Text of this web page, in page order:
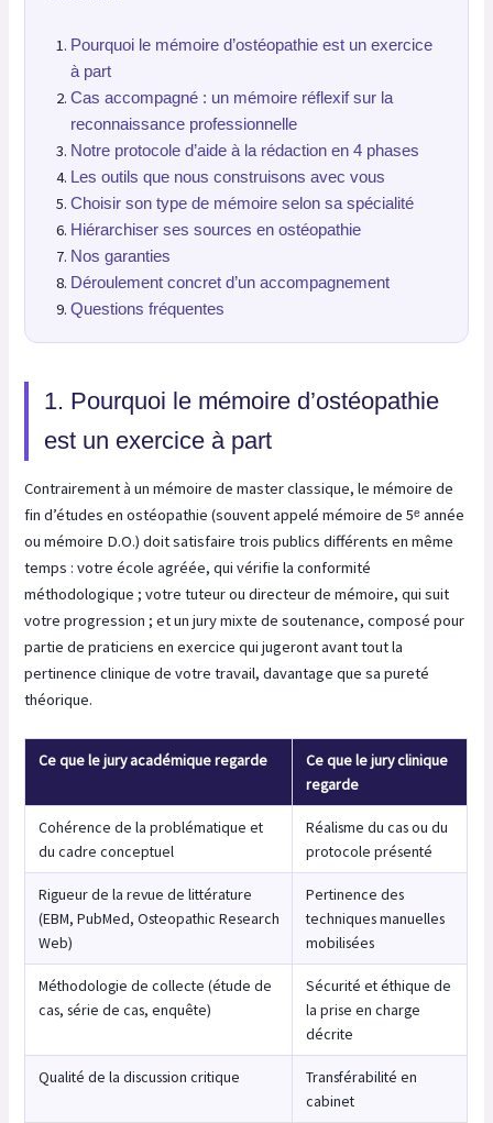
Pourquoi le mémoire d’ostéopathie est un exercice
à part
Cas accompagné : un mémoire réflexif sur la
reconnaissance professionnelle
Notre protocole d’aide à la rédaction en 4 phases
Les outils que nous construisons avec vous
Choisir son type de mémoire selon sa spécialité
Hiérarchiser ses sources en ostéopathie
Nos garanties
Déroulement concret d’un accompagnement
Questions fréquentes
1. Pourquoi le mémoire d’ostéopathie
est un exercice à part
Contrairement à un mémoire de master classique, le mémoire de
fin d’études en ostéopathie (souvent appelé mémoire de 5ᵉ année
ou mémoire D.O.) doit satisfaire trois publics différents en même
temps : votre école agréée, qui vérifie la conformité
méthodologique ; votre tuteur ou directeur de mémoire, qui suit
votre progression ; et un jury mixte de soutenance, composé pour
partie de praticiens en exercice qui jugeront avant tout la
pertinence clinique de votre travail, davantage que sa pureté
théorique.
Ce que le jury académique regarde
Ce que le jury clinique
regarde
Cohérence de la problématique et
du cadre conceptuel
Réalisme du cas ou du
protocole présenté
Rigueur de la revue de littérature
(EBM, PubMed, Osteopathic Research
Web)
Pertinence des
techniques manuelles
mobilisées
Méthodologie de collecte (étude de
cas, série de cas, enquête)
Sécurité et éthique de
la prise en charge
décrite
Qualité de la discussion critique
Transférabilité en
cabinet